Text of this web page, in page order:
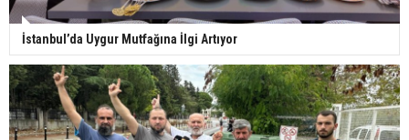
İstanbul’da Uygur Mutfağına İlgi Artıyor